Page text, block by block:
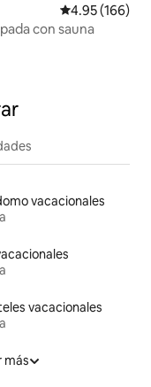
Calificación
4.95 (166)
con sauna
vacacionales
vacacionales
más